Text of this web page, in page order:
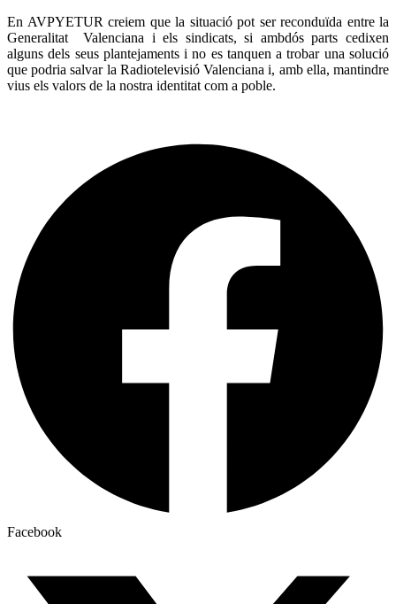
En AVPYETUR creiem que la situació pot ser reconduïda entre la
Generalitat Valenciana i els sindicats, si ambdós parts cedixen
alguns dels seus plantejaments i no es tanquen a trobar una solució
que podria salvar la Radiotelevisió Valenciana i, amb ella, mantindre
vius els valors de la nostra identitat com a poble.
Facebook